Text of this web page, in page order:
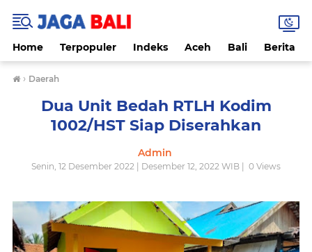
Home Terpopuler Indeks Aceh Bali Berita
› Daerah
Dua Unit Bedah RTLH Kodim
1002/HST Siap Diserahkan
Admin
Senin, 12 Desember 2022 | Desember 12, 2022 WIB | 0 Views